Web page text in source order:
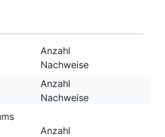
Anzahl
Nachweise
Anzahl
Nachweise
Anzahl